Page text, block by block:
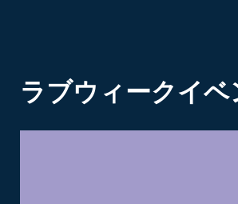
ラブウィークイベ